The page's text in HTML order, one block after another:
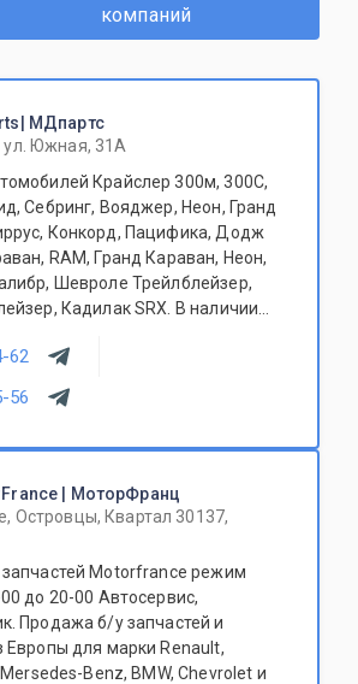
компаний
МДпартс
Южная, 31А
Крайслер 300м, 300С,
Себринг, Вояджер, Неон, Гранд
Конкорд, Пацифика, Додж
RAM, Гранд Караван, Неон,
Шевроле Трейлблейзер,
Кадилак SRX. В наличии
Ваших любимых американских
62
56
| МоторФранц
Островцы, Квартал 30137,
Motorfrance режим
до 20-00 Автосервис,
Продажа б/у запчастей и
Европы для марки Renault,
Benz, BMW, Chevrolet и